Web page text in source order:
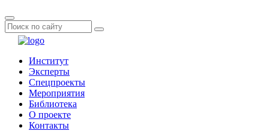
Институт
Эксперты
Спецпроекты
Мероприятия
Библиотека
О проекте
Контакты